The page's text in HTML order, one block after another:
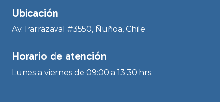
Ubicación
Av. Irarrázaval #3550, Ñuñoa, Chile
Horario de atención
Lunes a viernes de 09:00 a 13:30 hrs.